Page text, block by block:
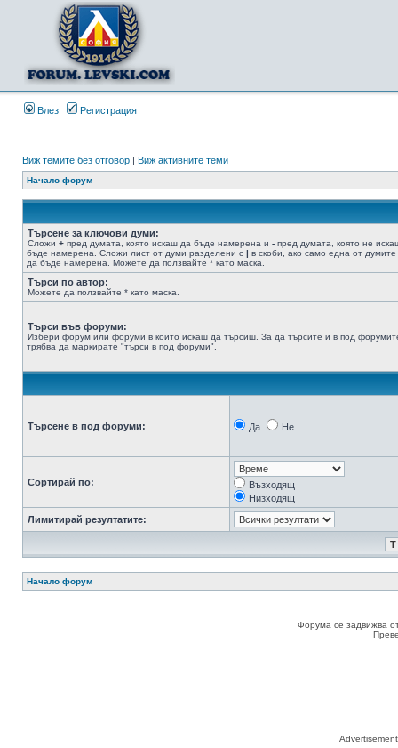
Влез Регистрация
Виж темите без отговор | Виж активните теми
Начало форум
Търсене за ключови думи:
Сложи + пред думата, която искаш да бъде намерена и - пред думата, която не
бъде намерена. Сложи лист от думи разделени с | в скоби, ако само една от думите
да бъде намерена. Можете да ползвайте * като маска.
Търси по автор:
Можете да ползвайте * като маска.
Търси във форуми:
Избери форум или форуми в които искаш да търсиш. За да търсите и в под
трябва да маркирате "търси в под форуми".
Търсене в под форуми: Да Не
Сортирай по:
Възходящ
Низходящ
Лимитирай резултатите:
Начало форум
Форума се задвижва